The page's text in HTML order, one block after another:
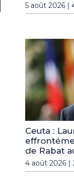
5 août 2026 |
Ceuta :
de Rabat
4 août 2026 |